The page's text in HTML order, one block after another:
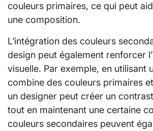
couleurs primaires, ce qui peut
une composition.
L’intégration des couleurs
design peut également renforcer
visuelle. Par exemple, en utilisant
combine des couleurs primaires
un designer peut créer un
tout en maintenant une certaine
couleurs secondaires peuvent